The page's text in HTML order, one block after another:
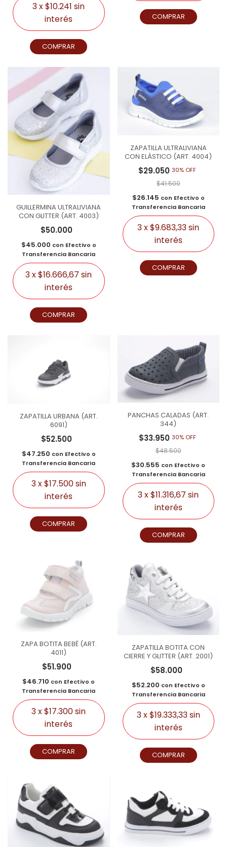
3x$10.241 sin
interés
COMPRAR
COMPRAR
GUILLERMINA ULTRALIVIANA
CON GLITTER (ART. 4003)
$50.000
$45.000 con Efectivo o
Transferencia Bancaria
3x$16.666,67 sin
interés
COMPRAR
ZAPATILLA ULTRALIVIANA
CON ELÁSTICO (ART. 4004)
$29.05030% OFF
$41.500
$26.145 con Efectivo o
Transferencia Bancaria
3x$9.683,33sin
interés
COMPRAR
ZAPATILLA URBANA (ART.
6091)
$52.500
$47.250 con Efectivo o
Transferencia Bancaria
3x$17.500sin
interés
COMPRAR
PANCHAS CALADAS (ART.
344)
$33.950 30% OFF
$48.500
$30.555 con Efectivo o
Transferencia Bancaria
3x$11.316,67 sin
interés
COMPRAR
ZAPA BOTITA BEBÉ (ART.
4011)
$51.900
$46.710 con Efectivo o
Transferencia Bancaria
3x$17.300sin
interés
COMPRAR
ZAPATILLA BOTITA CON
CIERRE Y GLITTER (ART. 2001)
$58.000
$52.200 con Efectivo o
Transferencia Bancaria
3x$19.333,33sin
interés
COMPRAR